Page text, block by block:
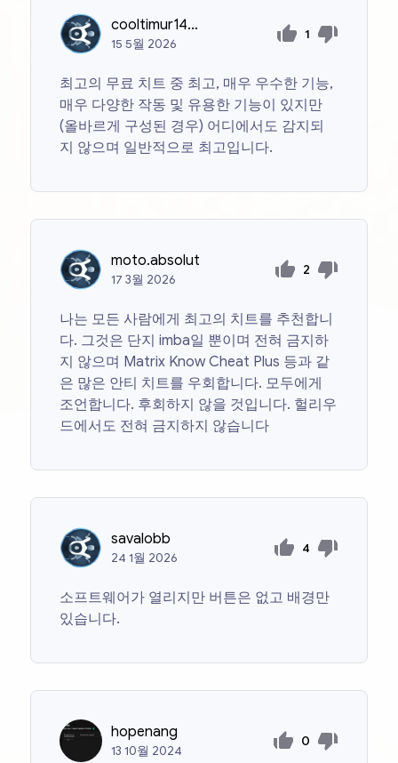
cooltimur1488
155월 2026
1
최고의 무료 치트 중 최고, 매우 우수한 기능,
매우 다양한 작동 및 유용한 기능이 있지만
(올바르게 구성된 경우) 어디에서도 감지되
지 않으며 일반적으로 최고입니다.
moto.absolut
173월 2026
2
나는 모든 사람에게 최고의 치트를 추천합니
다. 그것은 단지 imba일 뿐이며 전혀 금지하
지 않으며 Matrix Know Cheat Plus 등과 같
은 많은 안티 치트를 우회합니다. 모두에게
조언합니다. 후회하지 않을 것입니다. 헐리우
드에서도 전혀 금지하지 않습니다
savalobb
241월 2026
4
소프트웨어가 열리지만 버튼은 없고 배경만
있습니다.
hopenang
1310월 2024
0